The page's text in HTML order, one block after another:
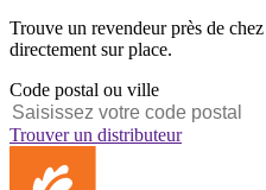
Trouve un revendeur près de
directement sur place.
Code postal ou ville
Trouver un distributeur